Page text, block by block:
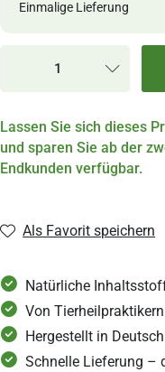
Einmalige Lieferung
Alle 4 Wochen
Alle 6 Wochen
Alle 3 Monate
Als Favorit speichern
Lassen Sie sich dieses
und sparen Sie ab der
Endkunden verfügbar.
Natürliche
Von
Hergestellt in
Schnelle Lieferung –